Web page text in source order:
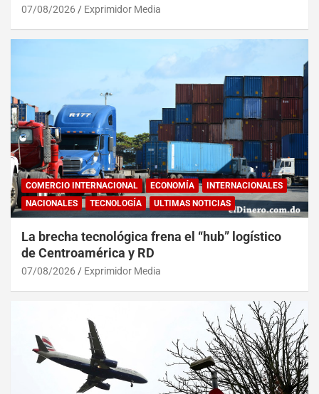
07/08/2026 Exprimidor Media
COMERCIO INTERNACIONAL ECONOMÍA
INTERNACIONALES
NACIONALES
TECNOLOGÍA ULTIMAS NOTICIAS
La brecha tecnológica frena el “hub” logístico
de Centroamérica y RD
07/08/2026 Exprimidor Media